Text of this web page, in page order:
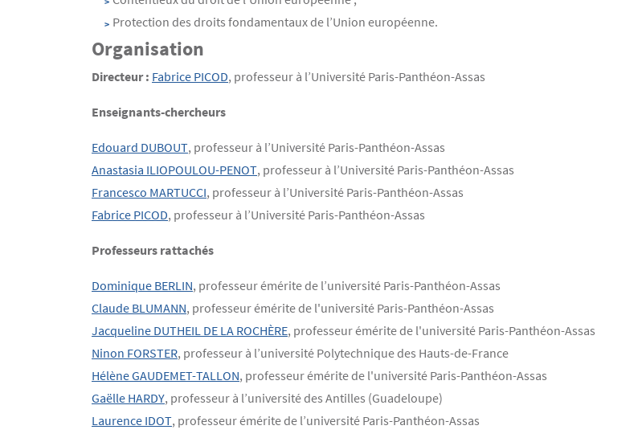
Protection des droits fondamentaux de l’Union européenne.
Organisation
Directeur : Fabrice PICOD, professeur à l’Université Paris-Panthéon-Assas
Enseignants-chercheurs
Edouard DUBOUT, professeur à l’Université Paris-Panthéon-Assas
Anastasia ILIOPOULOU-PENOT, professeur à l’Université Paris-Panthéon-Assas​​​​​​​
Francesco MARTUCCI, professeur à l’Université Paris-Panthéon-Assas
Fabrice PICOD, professeur à l’Université Paris-Panthéon-Assas
Professeurs rattachés
Dominique BERLIN, professeur émérite de l’université Paris-Panthéon-Assas
Claude BLUMANN, professeur émérite de l'université Paris-Panthéon-Assas
Jacqueline DUTHEIL DE LA ROCHÈRE, professeur émérite de l'université Paris-Panthéon-Assas
Ninon FORSTER, professeur à l’université Polytechnique des Hauts-de-France
Hélène GAUDEMET-TALLON, professeur émérite de l'université Paris-Panthéon-Assas
Gaëlle HARDY, professeur à l’université des Antilles (Guadeloupe)
Laurence IDOT, professeur émérite de l’université Paris-Panthéon-Assas